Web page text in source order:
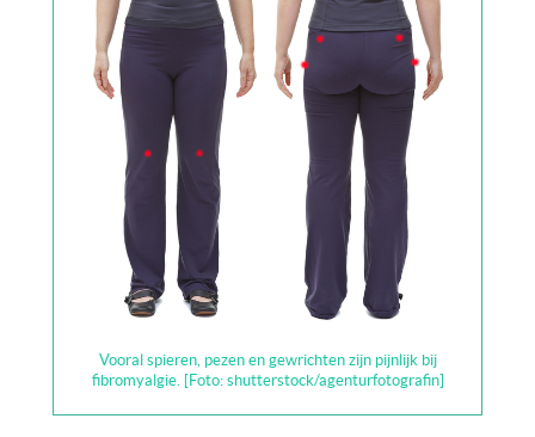
Vooral spieren, pezen en gewrichten zijn pijnlijk bij
fibromyalgie. [Foto: shutterstock/agenturfotografin]